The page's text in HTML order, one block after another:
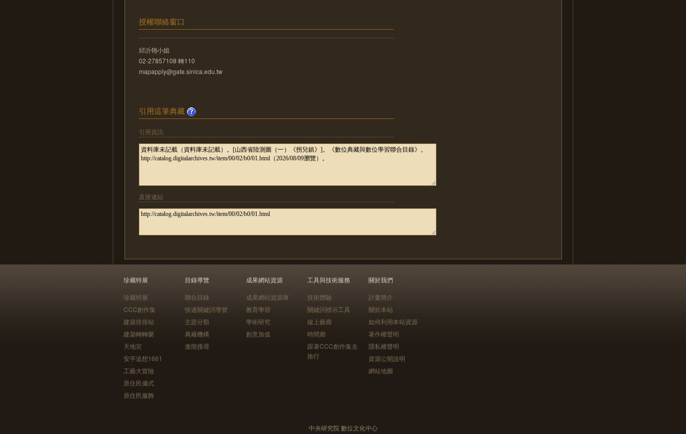
授權聯絡窗口
邱沂翎小姐
02-27857108 轉110
mapapply@gate.sinica.edu.tw
引用這筆典藏
引用資訊
直接連結
珍藏特展
珍藏特展
CCC創作集
建築排排站
建築轉轉樂
天地宮
安平追想1661
工藝大冒險
原住民儀式
原住民服飾
目錄導覽
聯合目錄
快速關鍵詞導覽
主題分類
典藏機構
進階搜尋
成果網站資源
成果網站資源庫
教育學習
學術研究
創意加值
工具與技術服務
技術體驗
關鍵詞標示工具
線上藝廊
時間廊
跟著CCC創作集去
旅行
關於我們
計畫簡介
關於本站
如何利用本站資源
著作權聲明
隱私權聲明
資源公開說明
網站地圖
中央研究院 數位文化中心